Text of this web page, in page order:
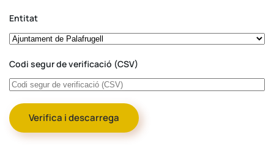
Entitat
Codi segur de verificació (CSV)